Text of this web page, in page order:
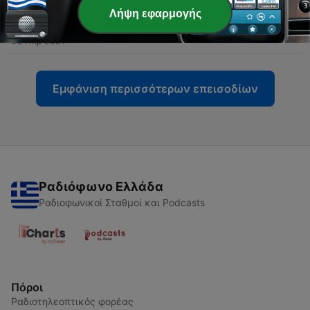
21 - Πώς μπορεί ενας τυφλός να παίξει στο θέατρο?
08 Απρ 2021
Εμφάνιση περισσότερων επεισοδίων
Ραδιόφωνο Ελλάδα
Ραδιοφωνικοί Σταθμοί και Podcasts
Πόροι
Ραδιοτηλεοπτικός φορέας
Λήψη εφαρμογής